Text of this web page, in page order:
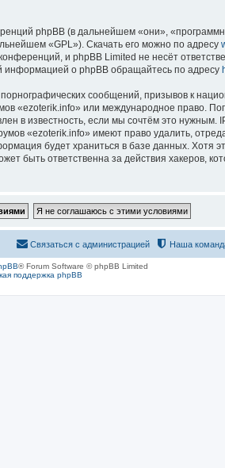
phpBB (в дальнейшем «они»,
«GPL»). Скачать его можно по адресу
и phpBB Limited не несёт
информацией о phpBB обращайтесь по адресу
сообщений, призывов к
«ezoterik.info» или международное право.
в известность, если мы сочтём это нужным.
«ezoterik.info» имеют право удалить,
будет храниться в базе данных. Хотя
ответственна за действия хакеров,
Наша
Связаться с администрацией
® Forum Software © phpBB Limited
поддержка phpBB